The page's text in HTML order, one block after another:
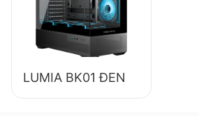
LUMIA BK01 ĐEN